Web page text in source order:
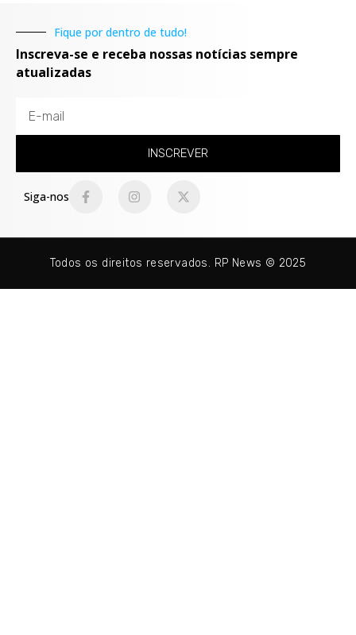
Fique por dentro de tudo!
Inscreva-se e receba nossas notícias sempre
atualizadas
INSCREVER
Siga-nos
Todos os direitos reservados. RP News © 2025